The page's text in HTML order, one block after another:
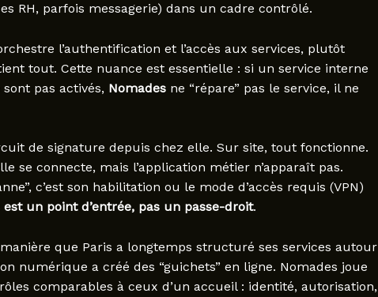
RH, parfois messagerie) dans un cadre contrôlé.
l’authentification et l’accès aux services, plutôt
tout. Cette nuance est essentielle : si un service interne
pas activés, Nomadesne “répare” pas le service, il ne
de signature depuis chez elle. Sur site, tout fonctionne.
se connecte, mais l’application métier n’apparaît pas.
c’est son habilitation ou le mode d’accès requis (VPN)
est un point d’entrée, pas un passe-droit.
que Paris a longtemps structuré ses services autour
numérique a créé des “guichets” en ligne. Nomades joue
comparables à ceux d’un accueil : identité, autorisation,